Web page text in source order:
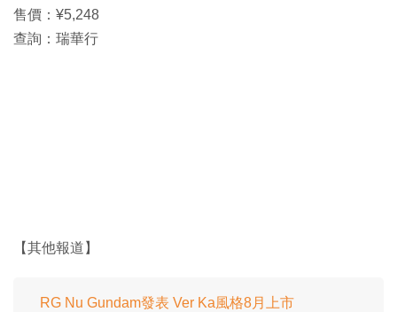
售價：¥5,248
查詢：瑞華行
【其他報道】
RG Nu Gundam發表 Ver Ka風格8月上市